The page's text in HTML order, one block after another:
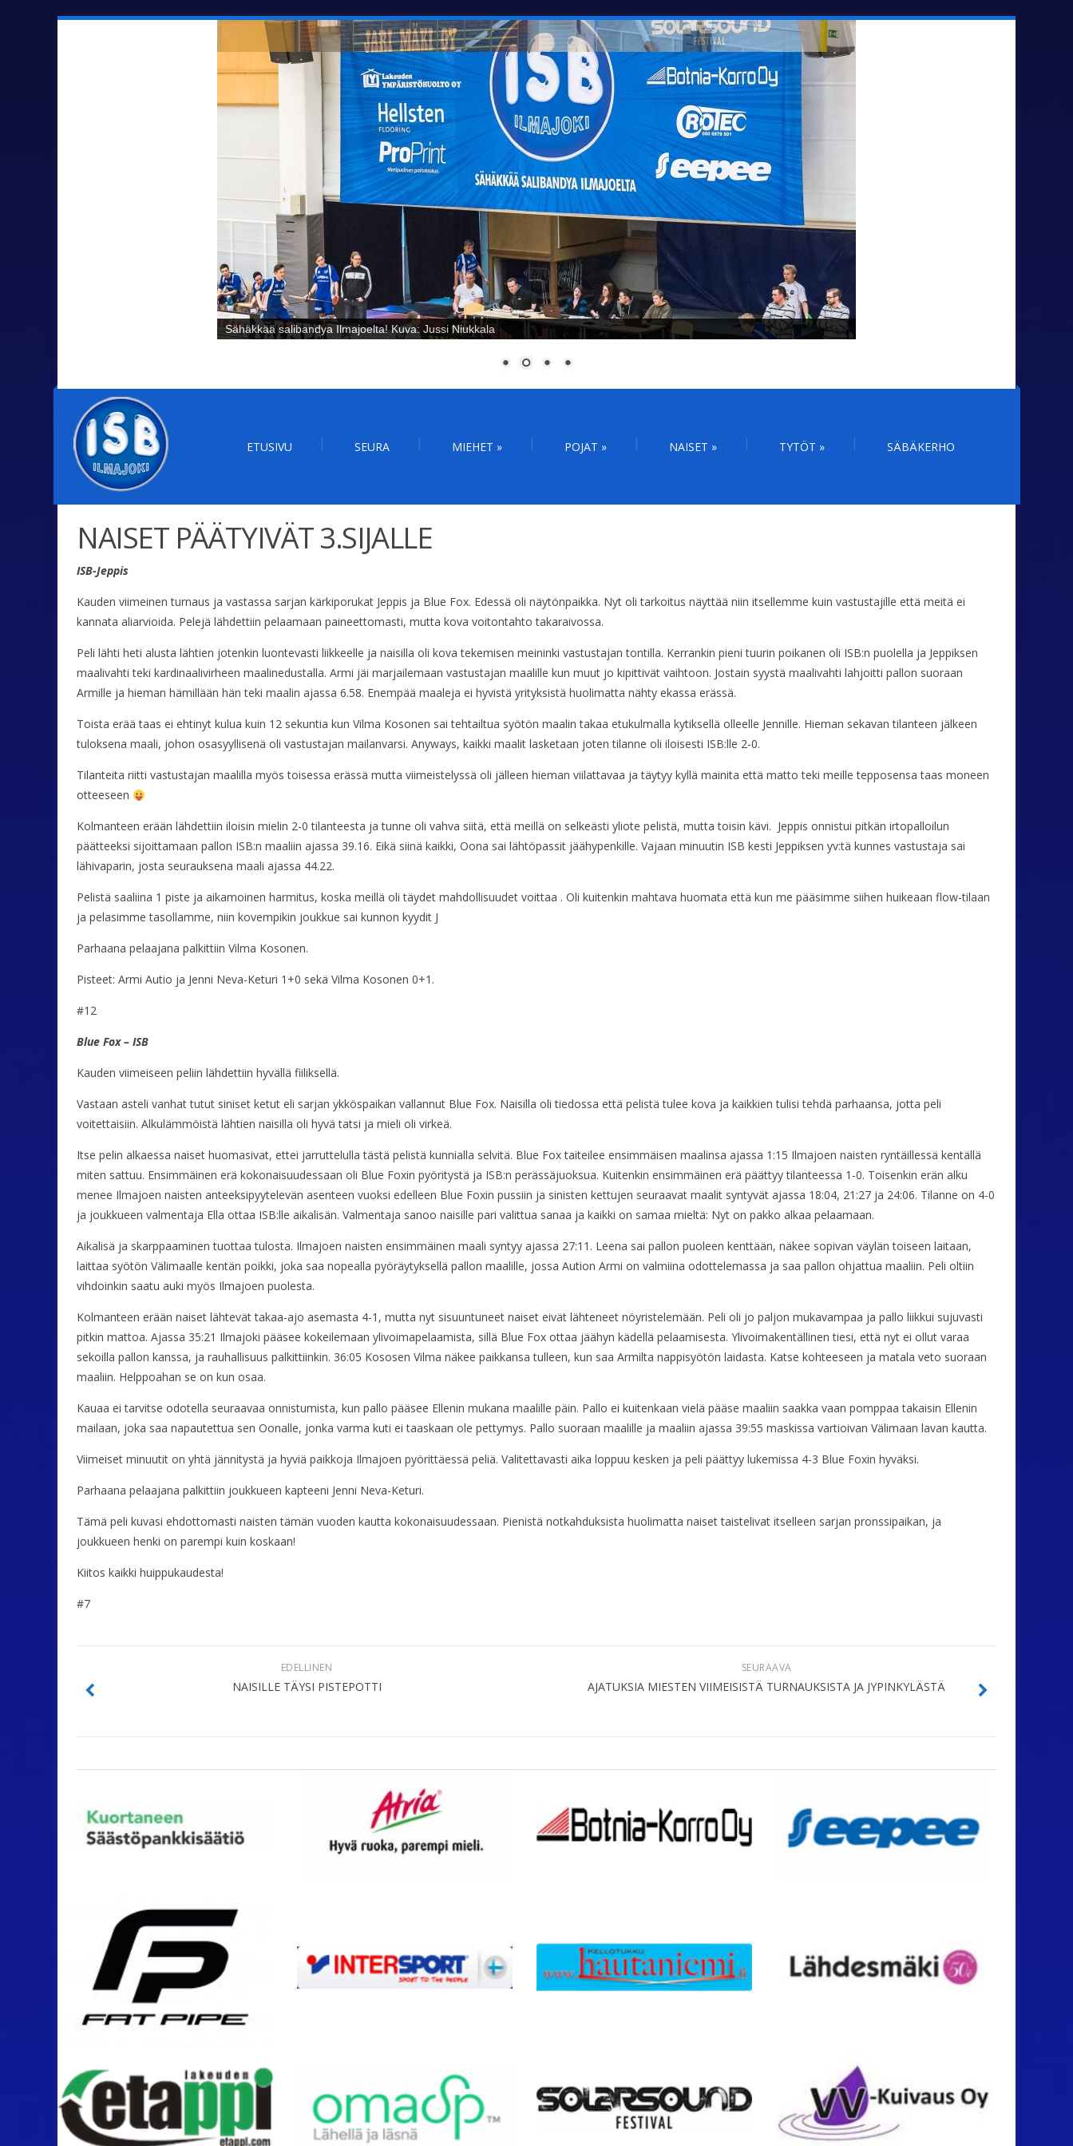
Sähäkkää salibandya Ilmajoelta! Kuva: Jussi Niukkala
ETUSIVU SEURA MIEHET » POJAT » NAISET » TYTÖT » SÄBÄKERHO
NAISET PÄÄTYIVÄT 3.SIJALLE
ISB-Jeppis
Kauden viimeinen turnaus ja vastassa sarjan kärkiporukat Jeppis ja Blue Fox. Edessä oli näytönpaikka. Nyt oli tarkoitus näyttää niin itsellemme kuin vastustajille että meitä ei
kannata aliarvioida. Pelejä lähdettiin pelaamaan paineettomasti, mutta kova voitontahto takaraivossa.
Peli lähti heti alusta lähtien jotenkin luontevasti liikkeelle ja naisilla oli kova tekemisen meininki vastustajan tontilla. Kerrankin pieni tuurin poikanen oli ISB:n puolella ja Jeppiksen
maalivahti teki kardinaalivirheen maalinedustalla. Armi jäi marjailemaan vastustajan maalille kun muut jo kipittivät vaihtoon. Jostain syystä maalivahti lahjoitti pallon suoraan
Armille ja hieman hämillään hän teki maalin ajassa 6.58. Enempää maaleja ei hyvistä yrityksistä huolimatta nähty ekassa erässä.
Toista erää taas ei ehtinyt kulua kuin 12 sekuntia kun Vilma Kosonen sai tehtailtua syötön maalin takaa etukulmalla kytiksellä olleelle Jennille. Hieman sekavan tilanteen jälkeen
tuloksena maali, johon osasyyllisenä oli vastustajan mailanvarsi. Anyways, kaikki maalit lasketaan joten tilanne oli iloisesti ISB:lle 2-0.
Tilanteita riitti vastustajan maalilla myös toisessa erässä mutta viimeistelyssä oli jälleen hieman viilattavaa ja täytyy kyllä mainita että matto teki meille tepposensa taas moneen
otteeseen
Kolmanteen erään lähdettiin iloisin mielin 2-0 tilanteesta ja tunne oli vahva siitä, että meillä on selkeästi yliote pelistä, mutta toisin kävi. Jeppis onnistui pitkän irtopalloilun
päätteeksi sijoittamaan pallon ISB:n maaliin ajassa 39.16. Eikä siinä kaikki, Oona sai lähtöpassit jäähypenkille. Vajaan minuutin ISB kesti Jeppiksen yv:tä kunnes vastustaja sai
lähivaparin, josta seurauksena maali ajassa 44.22.
Pelistä saaliina 1 piste ja aikamoinen harmitus, koska meillä oli täydet mahdollisuudet voittaa . Oli kuitenkin mahtava huomata että kun me pääsimme siihen huikeaan flow-tilaan
ja pelasimme tasollamme, niin kovempikin joukkue sai kunnon kyydit J
Parhaana pelaajana palkittiin Vilma Kosonen.
Pisteet: Armi Autio ja Jenni Neva-Keturi 1+0 sekä Vilma Kosonen 0+1.
#12
Blue Fox – ISB
Kauden viimeiseen peliin lähdettiin hyvällä fiiliksellä.
Vastaan asteli vanhat tutut siniset ketut eli sarjan ykköspaikan vallannut Blue Fox. Naisilla oli tiedossa että pelistä tulee kova ja kaikkien tulisi tehdä parhaansa, jotta peli
voitettaisiin. Alkulämmöistä lähtien naisilla oli hyvä tatsi ja mieli oli virkeä.
Itse pelin alkaessa naiset huomasivat, ettei jarruttelulla tästä pelistä kunnialla selvitä. Blue Fox taiteilee ensimmäisen maalinsa ajassa 1:15 Ilmajoen naisten ryntäillessä kentällä
miten sattuu. Ensimmäinen erä kokonaisuudessaan oli Blue Foxin pyöritystä ja ISB:n perässäjuoksua. Kuitenkin ensimmäinen erä päättyy tilanteessa 1-0. Toisenkin erän alku
menee Ilmajoen naisten anteeksipyytelevän asenteen vuoksi edelleen Blue Foxin pussiin ja sinisten kettujen seuraavat maalit syntyvät ajassa 18:04, 21:27 ja 24:06. Tilanne on 4-0
ja joukkueen valmentaja Ella ottaa ISB:lle aikalisän. Valmentaja sanoo naisille pari valittua sanaa ja kaikki on samaa mieltä: Nyt on pakko alkaa pelaamaan.
Aikalisä ja skarppaaminen tuottaa tulosta. Ilmajoen naisten ensimmäinen maali syntyy ajassa 27:11. Leena sai pallon puoleen kenttään, näkee sopivan väylän toiseen laitaan,
laittaa syötön Välimaalle kentän poikki, joka saa nopealla pyöräytyksellä pallon maalille, jossa Aution Armi on valmiina odottelemassa ja saa pallon ohjattua maaliin. Peli oltiin
vihdoinkin saatu auki myös Ilmajoen puolesta.
Kolmanteen erään naiset lähtevät takaa-ajo asemasta 4-1, mutta nyt sisuuntuneet naiset eivät lähteneet nöyristelemään. Peli oli jo paljon mukavampaa ja pallo liikkui sujuvasti
pitkin mattoa. Ajassa 35:21 Ilmajoki pääsee kokeilemaan ylivoimapelaamista, sillä Blue Fox ottaa jäähyn kädellä pelaamisesta. Ylivoimakentällinen tiesi, että nyt ei ollut varaa
sekoilla pallon kanssa, ja rauhallisuus palkittiinkin. 36:05 Kososen Vilma näkee paikkansa tulleen, kun saa Armilta nappisyötön laidasta. Katse kohteeseen ja matala veto suoraan
maaliin. Helppoahan se on kun osaa.
Kauaa ei tarvitse odotella seuraavaa onnistumista, kun pallo pääsee Ellenin mukana maalille päin. Pallo ei kuitenkaan vielä pääse maaliin saakka vaan pomppaa takaisin Ellenin
mailaan, joka saa napautettua sen Oonalle, jonka varma kuti ei taaskaan ole pettymys. Pallo suoraan maalille ja maaliin ajassa 39:55 maskissa vartioivan Välimaan lavan kautta.
Viimeiset minuutit on yhtä jännitystä ja hyviä paikkoja Ilmajoen pyörittäessä peliä. Valitettavasti aika loppuu kesken ja peli päättyy lukemissa 4-3 Blue Foxin hyväksi.
Parhaana pelaajana palkittiin joukkueen kapteeni Jenni Neva-Keturi.
Tämä peli kuvasi ehdottomasti naisten tämän vuoden kautta kokonaisuudessaan. Pienistä notkahduksista huolimatta naiset taistelivat itselleen sarjan pronssipaikan, ja
joukkueen henki on parempi kuin koskaan!
Kiitos kaikki huippukaudesta!
#7
SEURAAVA
AJATUKSIA MIESTEN VIIMEISISTÄ TURNAUKSISTA JA JYPINKYLÄSTÄ
EDELLINEN
NAISILLE TÄYSI PISTEPOTTI